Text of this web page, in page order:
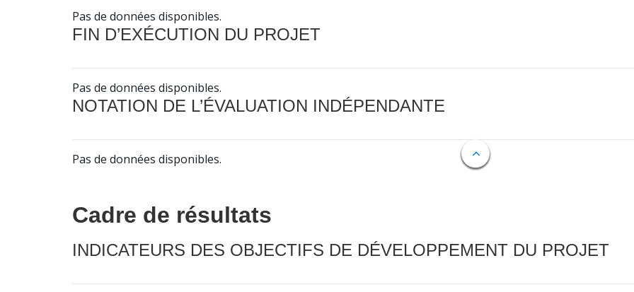
Pas de données disponibles.
FIN D’EXÉCUTION DU PROJET
Pas de données disponibles.
NOTATION DE L’ÉVALUATION INDÉPENDANTE
Pas de données disponibles.
Cadre de résultats
INDICATEURS DES OBJECTIFS DE DÉVELOPPEMENT DU PROJET